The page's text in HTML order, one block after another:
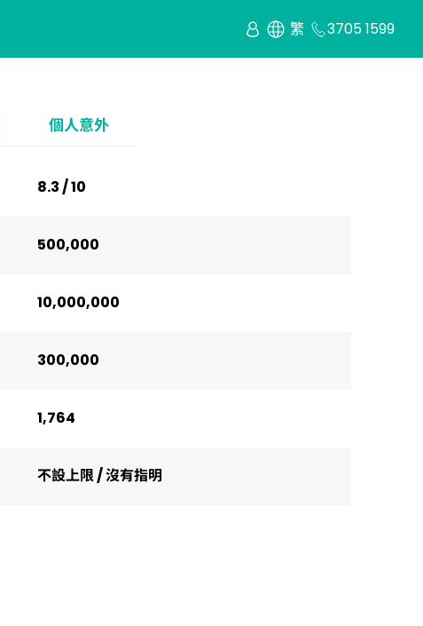
繁 3705 1599
個人意外
8.3 / 10
500,000
10,000,000
300,000
1,764
不設上限 / 沒有指明